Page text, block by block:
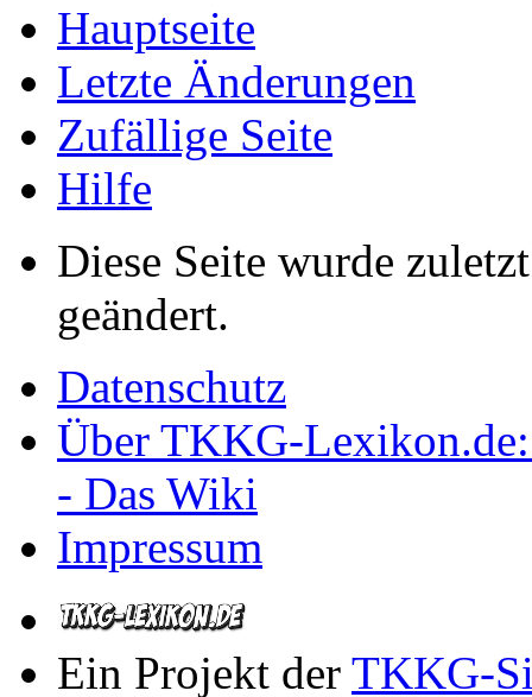
Hauptseite
Letzte Änderungen
Zufällige Seite
Hilfe
Diese Seite wurde
geändert.
Datenschutz
Über TKKG-
- Das Wiki
Impressum
Ein Projekt der TKKG-